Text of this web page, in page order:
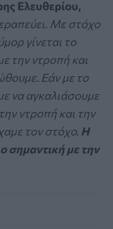
Ελευθερίου,
Με στόχο
γίνεται το
την ντροπή και
Εάν με το
να αγκαλιάσουμε
ντροπή και την
τον στόχο. Η
σημαντική με την